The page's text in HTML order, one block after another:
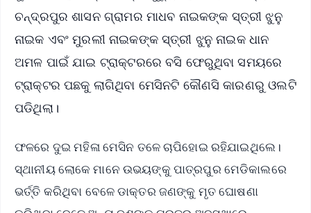
ଚନ୍ଦ୍ରପୁର ଶାସନ ଗ୍ରାମର ମାଧବ ନାଇକଙ୍କ ସ୍ତ୍ରୀ ଝୁନୁ
ନାଇକ ଏବଂ ମୁରଲୀ ନାଇକଙ୍କ ସ୍ତ୍ରୀ ଝୁନୁ ନାଇକ ଧାନ
ଅମଳ ପାଇଁ ଯାଇ ଟ୍ରାକ୍ଟରରେ ବସି ଫେରୁଥିବା ସମୟରେ
ଟ୍ରାକ୍ଟର ପଛକୁ ଲାଗିଥିବା ମେସିନଟି କୌଣସି କାରଣରୁ ଓଲଟି
ପଡିଥିଲା।
ଫଳରେ ଦୁଇ ମହିଳା ମେସିନ ତଳେ ଚାପିହୋଇ ରହିଯାଇଥିଲେ।
ସ୍ଥାନୀୟ ଲୋକେ ମାନେ ଉଭୟଙ୍କୁ ପାତ୍ରପୁର ମେଡିକାଲରେ
ଭର୍ତ୍ତି କରିଥିବା ବେଳେ ଡାକ୍ତର ଜଣଙ୍କୁ ମୃତ ଘୋଷଣା